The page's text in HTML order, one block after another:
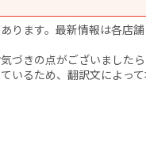
ります。最新情報は各店
づきの点がございました
いるため、翻訳文によっ